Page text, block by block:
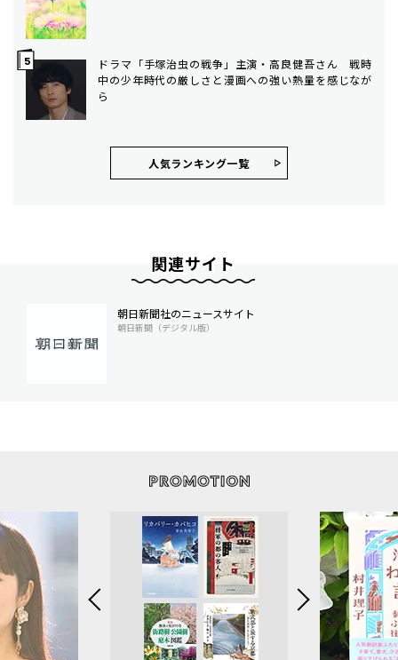
ドラマ「手塚治虫の戦争」主演・高良健吾さん 戦時
中の少年時代の厳しさと漫画への強い熱量を感じなが
ら
人気ランキング⼀覧
関連サイト
朝日新聞社のニュースサイト
朝日新聞（デジタル版）